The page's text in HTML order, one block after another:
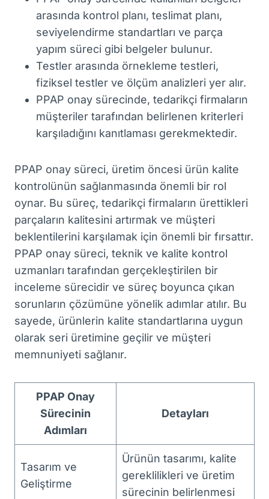
arasında kontrol planı, teslimat planı,
seviyelendirme standartları ve parça
yapım süreci gibi belgeler bulunur.
Testler arasında örnekleme testleri,
fiziksel testler ve ölçüm analizleri yer alır.
PPAP onay sürecinde, tedarikçi firmaların
müşteriler tarafından belirlenen kriterleri
karşıladığını kanıtlaması gerekmektedir.
PPAP onay süreci, üretim öncesi ürün kalite
kontrolünün sağlanmasında önemli bir rol
oynar. Bu süreç, tedarikçi firmaların ürettikleri
parçaların kalitesini artırmak ve müşteri
beklentilerini karşılamak için önemli bir fırsattır.
PPAP onay süreci, teknik ve kalite kontrol
uzmanları tarafından gerçekleştirilen bir
inceleme sürecidir ve süreç boyunca çıkan
sorunların çözümüne yönelik adımlar atılır. Bu
sayede, ürünlerin kalite standartlarına uygun
olarak seri üretimine geçilir ve müşteri
memnuniyeti sağlanır.
PPAP Onay
Sürecinin
Adımları
Detayları
Tasarım ve
Geliştirme
Ürünün tasarımı, kalite
gereklilikleri ve üretim
sürecinin belirlenmesi